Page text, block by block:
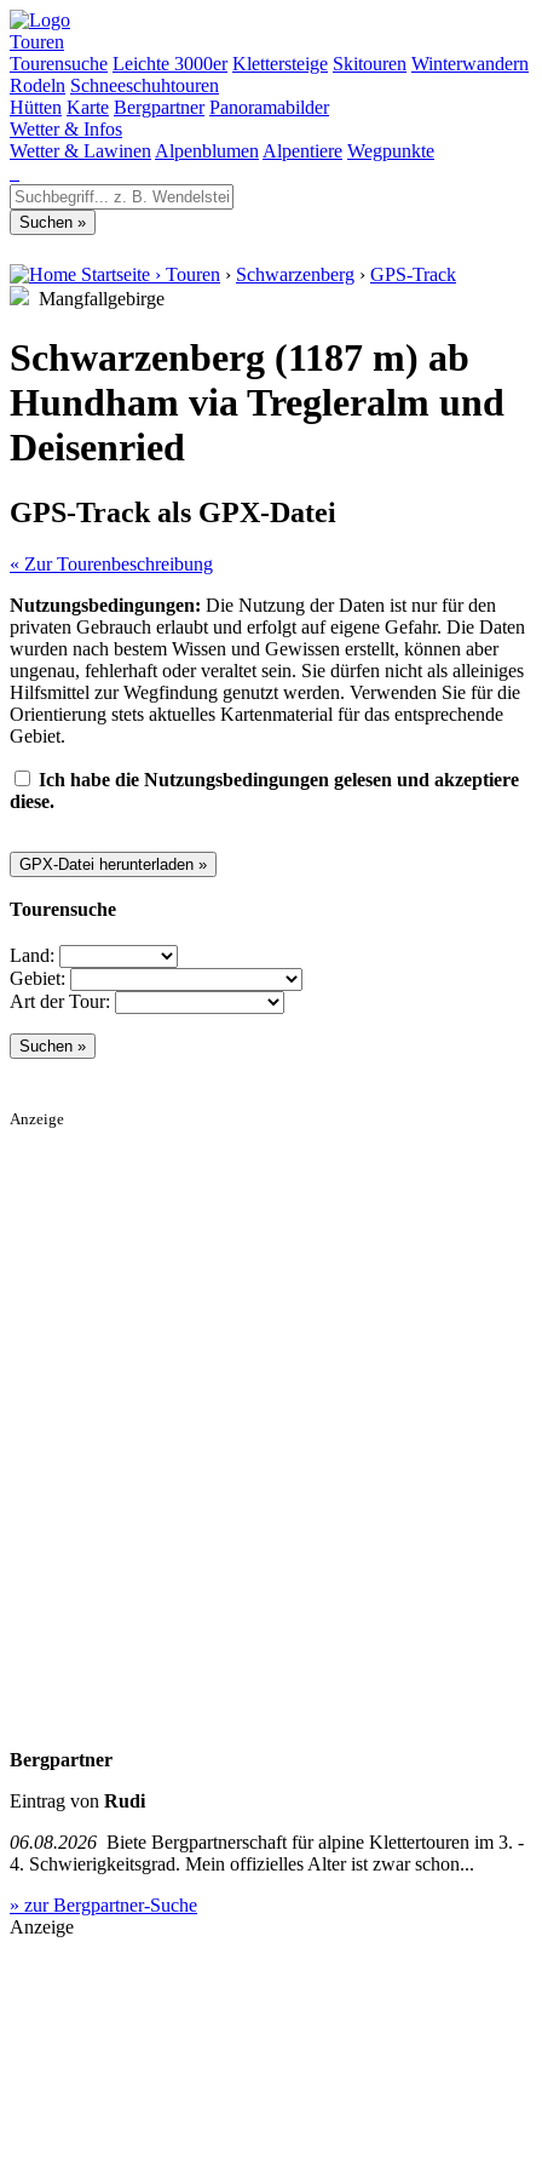
Touren
Tourensuche Leichte 3000er Klettersteige Skitouren Winterwandern
Rodeln Schneeschuhtouren
Hütten Karte Bergpartner Panoramabilder
Wetter & Infos
Wetter & Lawinen Alpenblumen Alpentiere Wegpunkte
Startseite › Touren › Schwarzenberg › GPS-Track
Mangfallgebirge
Schwarzenberg (1187 m) ab
Hundham via Tregleralm und
Deisenried
GPS-Track als GPX-Datei
« Zur Tourenbeschreibung
Nutzungsbedingungen: Die Nutzung der Daten ist nur für den
privaten Gebrauch erlaubt und erfolgt auf eigene Gefahr. Die Daten
wurden nach bestem Wissen und Gewissen erstellt, können aber
ungenau, fehlerhaft oder veraltet sein. Sie dürfen nicht als alleiniges
Hilfsmittel zur Wegfindung genutzt werden. Verwenden Sie für die
Orientierung stets aktuelles Kartenmaterial für das entsprechende
Gebiet.
Ich habe die Nutzungsbedingungen gelesen und akzeptiere
diese.
Tourensuche
Land:
Gebiet:
Art der Tour:
Anzeige
Bergpartner
Eintrag von Rudi
06.08.2026 Biete Bergpartnerschaft für alpine Klettertouren im 3. -
4. Schwierigkeitsgrad. Mein offizielles Alter ist zwar schon...
» zur Bergpartner-Suche
Anzeige